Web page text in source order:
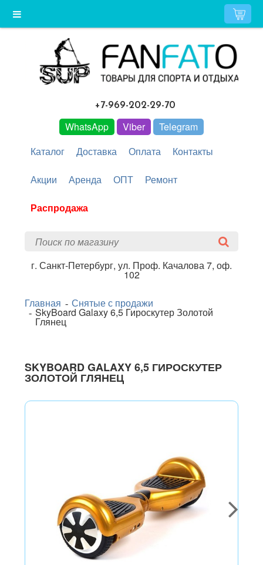
+7-969-202-29-70
WhatsApp Viber
Telegram
Каталог
Доставка Оплата Контакты
Акции Аренда ОПТ Ремонт
Распродажа
г. Санкт-Петербург, ул. Проф. Качалова 7, оф.
102
Главная Снятые с продажи
SkyBoard Galaxy 6,5 Гироскутер Золотой
Глянец
SKYBOARD GALAXY 6,5 ГИРОСКУТЕР
ЗОЛОТОЙ ГЛЯНЕЦ